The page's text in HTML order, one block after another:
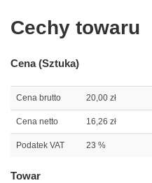
Cechy towaru
Cena (Sztuka)
Cena brutto 20,00 zł
Cena netto 16,26 zł
Podatek VAT 23 %
Towar